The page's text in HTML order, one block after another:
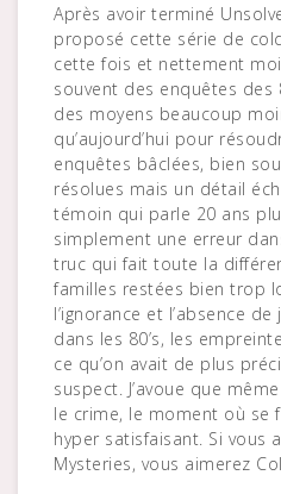
Après avoir terminé
proposé cette série de
cette fois et nettement
souvent des enquêtes des
des moyens beaucoup
qu’aujourd’hui pour
enquêtes bâclées, bien
résolues mais un détail
témoin qui parle 20 ans
simplement une erreur
truc qui fait toute la
familles restées bien trop
l’ignorance et l’absence
dans les 80’s, les
ce qu’on avait de plus
suspect. J’avoue que
le crime, le moment où se
hyper satisfaisant. Si vous
Mysteries, vous aimerez